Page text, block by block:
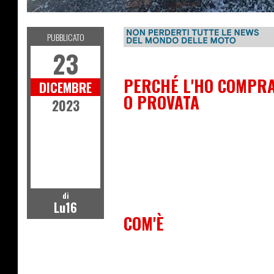
PERCHÉ L'HO
O PROVATA
COM'È
PUBBLICATO
23
DICEMBRE
2023
di
Lu16